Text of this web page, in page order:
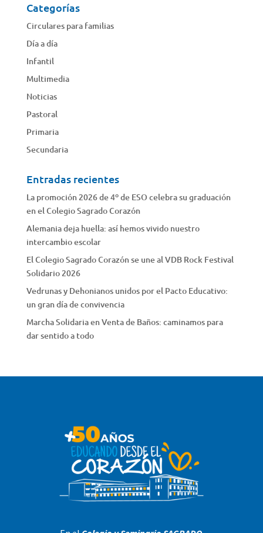
Categorías
Circulares para familias
Día a día
Infantil
Multimedia
Noticias
Pastoral
Primaria
Secundaria
Entradas recientes
La promoción 2026 de 4º de ESO celebra su graduación
en el Colegio Sagrado Corazón
Alemania deja huella: así hemos vivido nuestro
intercambio escolar
El Colegio Sagrado Corazón se une al VDB Rock Festival
Solidario 2026
Vedrunas y Dehonianos unidos por el Pacto Educativo:
un gran día de convivencia
Marcha Solidaria en Venta de Baños: caminamos para
dar sentido a todo